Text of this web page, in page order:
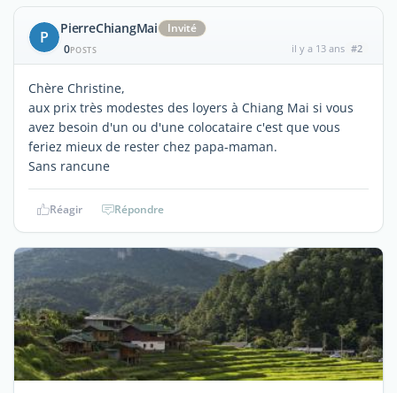
P PierreChiangMai
Invité
0POSTS il y a 13 ans #2
Chère Christine,
aux prix très modestes des loyers à Chiang Mai si vous
avez besoin d'un ou d'une colocataire c'est que vous
feriez mieux de rester chez papa-maman.
Sans rancune
Réagir Répondre